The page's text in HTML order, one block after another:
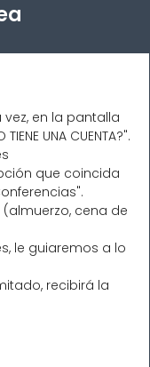
en la pantalla
UNA CUENTA?".
que coincida
cena de
le guiaremos a lo
recibirá la